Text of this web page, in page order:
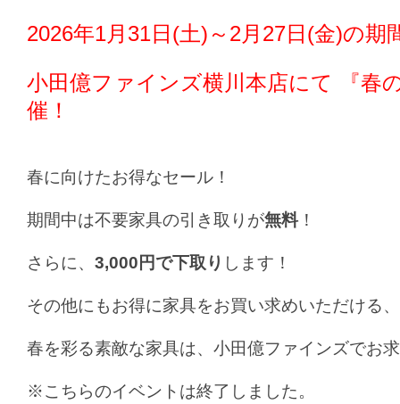
2026年1月31日(土)～2月27日(金)の期
小田億ファインズ横川本店にて 『春
催！
春に向けたお得なセール！
期間中は不要家具の引き取りが無料 ！
さらに、 3,000円で下取り します！
その他にもお得に家具をお買い求めいただける
春を彩る素敵な家具は、小田億ファインズでお
※こちらのイベントは終了しました。